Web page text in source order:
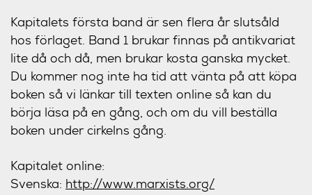
Kapitalets första band är sen flera år slutsåld
hos förlaget. Band 1 brukar finnas på antikvariat
lite då och då, men brukar kosta ganska mycket.
Du kommer nog inte ha tid att vänta på att köpa
boken så vi länkar till texten online så kan du
börja läsa på en gång, och om du vill beställa
boken under cirkelns gång.
Kapitalet online:
Svenska: http://www.marxists.org/